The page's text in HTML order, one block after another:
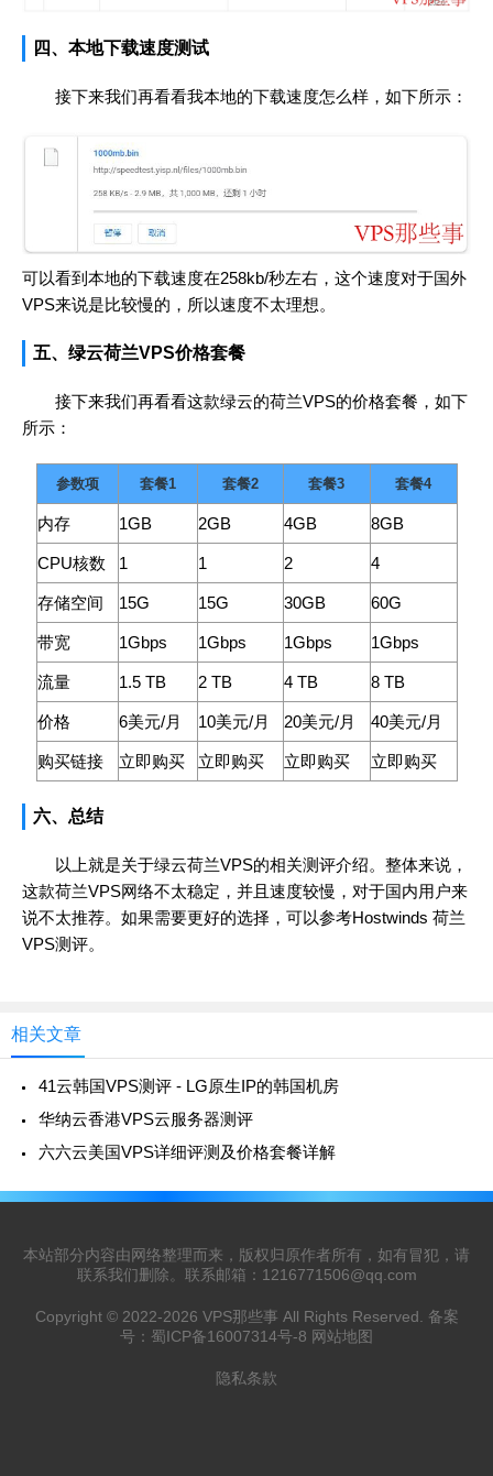
四、本地下载速度测试
接下来我们再看看我本地的下载速度怎么样，如下所示：
可以看到本地的下载速度在258kb/秒左右，这个速度对于国外
VPS来说是比较慢的，所以速度不太理想。
五、绿云荷兰VPS价格套餐
接下来我们再看看这款绿云的荷兰VPS的价格套餐，如下
所示：
参数项 套餐1 套餐2 套餐3 套餐4
内存 1GB 2GB 4GB 8GB
CPU核数 1 1 2 4
存储空间 15G 15G 30GB 60G
带宽 1Gbps 1Gbps 1Gbps 1Gbps
流量 1.5 TB 2 TB 4 TB 8 TB
价格 6美元/月 10美元/月 20美元/月 40美元/月
购买链接 立即购买 立即购买 立即购买 立即购买
六、总结
以上就是关于绿云荷兰VPS的相关测评介绍。整体来说，
这款荷兰VPS网络不太稳定，并且速度较慢，对于国内用户来
说不太推荐。如果需要更好的选择，可以参考Hostwinds 荷兰
VPS测评。
相关文章
41云韩国VPS测评 - LG原生IP的韩国机房
华纳云香港VPS云服务器测评
六六云美国VPS详细评测及价格套餐详解
本站部分内容由网络整理而来，版权归原作者所有，如有冒犯，请
联系我们删除。联系邮箱： 1216771506@qq.com
Copyright © 2022-2026 VPS那些事 All Rights Reserved. 备案
号： 蜀ICP备16007314号-8 网站地图
隐私条款